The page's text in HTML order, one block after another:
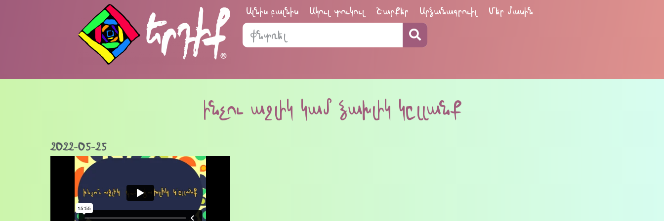
Ալնիս բալնիս Ակուլ տուկուլ Շարքեր Արձանագրուիլ Մեր մասին
ինչու աջլիկ կամ ձախլիկ կըլլանք
2022-05-25